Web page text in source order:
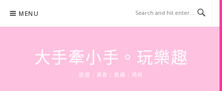
content
MENU
大手牽小手。玩樂趣
旅遊 | 美食 | 商攝 | 時尚